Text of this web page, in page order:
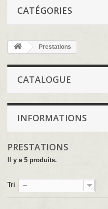
CATÉGORIES
Prestations
CATALOGUE
INFORMATIONS
PRESTATIONS
Il y a 5 produits.
Tri --